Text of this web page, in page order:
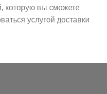
которую вы сможете
услугой доставки